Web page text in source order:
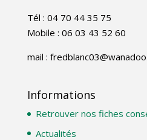
Tél : 04 70 44 35 75
Mobile : 06 03 43 52 60
mail :
Informations
Retrouver nos fiches
Actualités